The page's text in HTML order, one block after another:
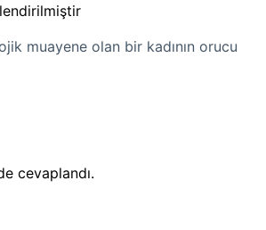
muayene olan bir kadının orucu
cevaplandı.